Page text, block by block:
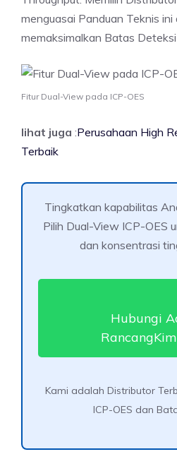
menguasai Panduan Teknis
memaksimalkan Batas
Fitur Dual-View pada ICP-OES
lihat juga :Perusahaan High
Terbaik
Tingkatkan kapabilitas
Pilih Dual-View ICP-OES
dan konsentrasi
Hubungi
Kami adalah Distributor
ICP-OES dan